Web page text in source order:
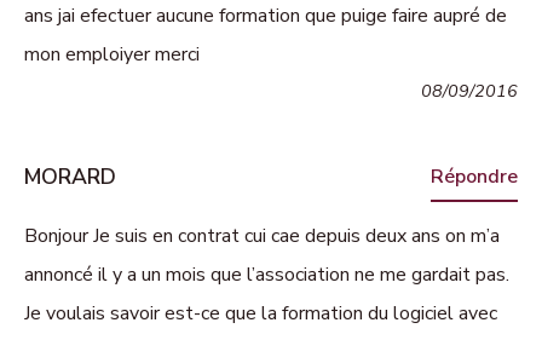
ans jai efectuer aucune formation que puige faire aupré de
mon emploiyer merci
08/09/2016
MORARD Répondre
Bonjour Je suis en contrat cui cae depuis deux ans on m’a
annoncé il y a un mois que l’association ne me gardait pas.
Je voulais savoir est-ce que la formation du logiciel avec